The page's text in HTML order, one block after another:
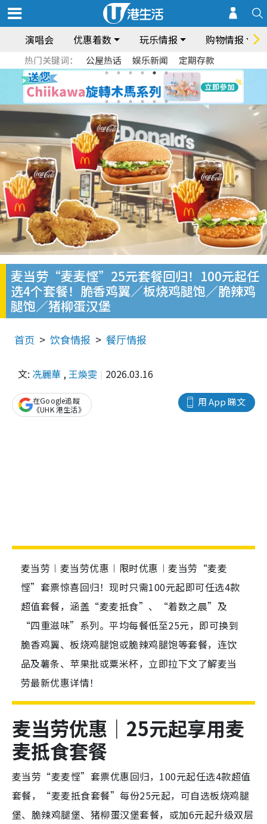
演唱会 优惠着数 玩乐情报 购物情报
热门关键词： 公屋热话 娱乐新闻 定期存款
麦当劳“麦麦悭”25元套餐回归！100元起任
选4个套餐！脆香鸡翼／板烧鸡腿饱／脆辣鸡
腿饱／猪柳蛋汉堡
首页 饮食情报 餐厅情报
文: 冼麗華 ,王煥雯 2026.03.16
用 App 睇文
在Google追蹤
《UHK 港生活》
麦当劳︱麦当劳优惠︱限时优惠︱麦当劳“麦麦
悭”套票惊喜回归！现时只需100元起即可任选4款
超值套餐，涵盖“麦麦抵食”、“着数之晨”及
“四重滋味”系列。平均每餐低至25元，即可换到
脆香鸡翼、板烧鸡腿饱或脆辣鸡腿饱等套餐，连饮
品及薯条、苹果批或粟米杯，立即拉下文了解麦当
劳最新优惠详情！
麦当劳优惠｜25元起享用麦
麦抵食套餐
麦当劳“麦麦悭”套票优惠回归，100元起任选4款超值
套餐，“麦麦抵食套餐”每份25元起，可自选板烧鸡腿
堡、脆辣鸡腿堡、猪柳蛋汉堡套餐，或加6元起升级双层